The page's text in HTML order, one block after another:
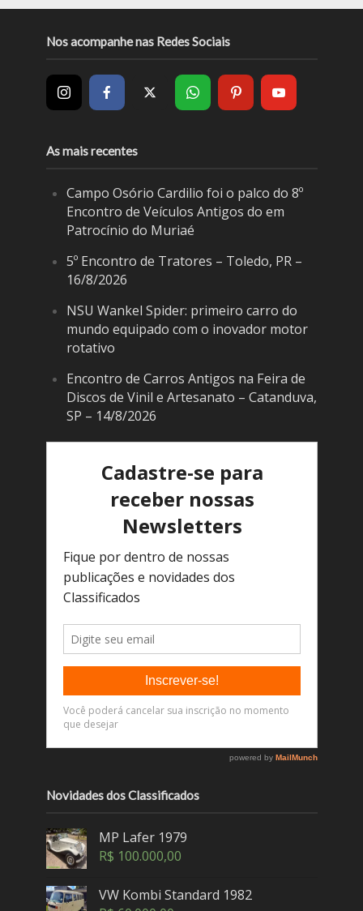
Nos acompanhe nas Redes Sociais
As mais recentes
Campo Osório Cardilio foi o palco do 8º
Encontro de Veículos Antigos do em
Patrocínio do Muriaé
5º Encontro de Tratores – Toledo, PR –
16/8/2026
NSU Wankel Spider: primeiro carro do
mundo equipado com o inovador motor
rotativo
Encontro de Carros Antigos na Feira de
Discos de Vinil e Artesanato – Catanduva,
SP – 14/8/2026
Novidades dos Classificados
MP Lafer 1979
R$ 100.000,00
VW Kombi Standard 1982